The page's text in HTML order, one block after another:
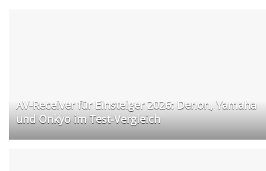
AV-Receiver für Einsteiger 2026: Denon, Yamaha
und Onkyo im Test-Vergleich